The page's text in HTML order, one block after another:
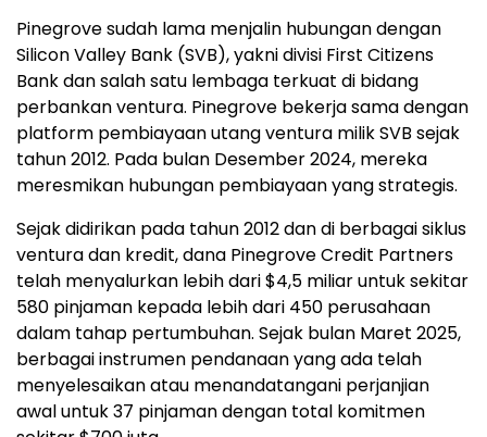
Pinegrove sudah lama menjalin hubungan dengan
Silicon Valley Bank (SVB), yakni divisi First Citizens
Bank dan salah satu lembaga terkuat di bidang
perbankan ventura. Pinegrove bekerja sama dengan
platform pembiayaan utang ventura milik SVB sejak
tahun 2012. Pada bulan Desember 2024, mereka
meresmikan hubungan pembiayaan yang strategis.
Sejak didirikan pada tahun 2012 dan di berbagai siklus
ventura dan kredit, dana Pinegrove Credit Partners
telah menyalurkan lebih dari $4,5 miliar untuk sekitar
580 pinjaman kepada lebih dari 450 perusahaan
dalam tahap pertumbuhan. Sejak bulan Maret 2025,
berbagai instrumen pendanaan yang ada telah
menyelesaikan atau menandatangani perjanjian
awal untuk 37 pinjaman dengan total komitmen